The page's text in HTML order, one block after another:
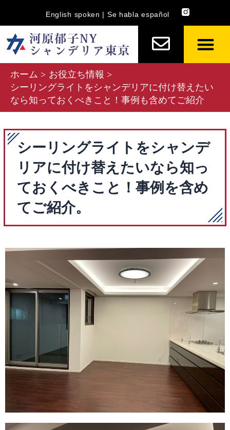
を
English spoken | Se habla español
ホーム
お役立ち情報
シーリングライトをシャンデリアに付け替えたい
なら知っておくべきこと！事例も含めてご紹介
シーリングライトをシャンデ
リアに付け替えたいなら知っ
ておくべきこと！事例を含め
てご紹介。